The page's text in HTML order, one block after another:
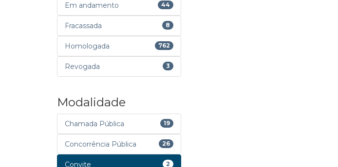
Em andamento 44
Fracassada 8
Homologada 762
Revogada 3
Modalidade
Chamada Pública 19
Concorrência Pública 26
Convite 2